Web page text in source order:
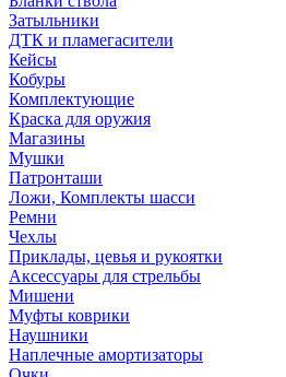
Затыльники
ДТК и пламегасители
Кейсы
Кобуры
Комплектующие
Краска для оружия
Магазины
Мушки
Патронташи
Ложи, Комплекты шасси
Ремни
Чехлы
Приклады, цевья и рукоятки
Аксессуары для стрельбы
Мишени
Муфты коврики
Наушники
Наплечные амортизаторы